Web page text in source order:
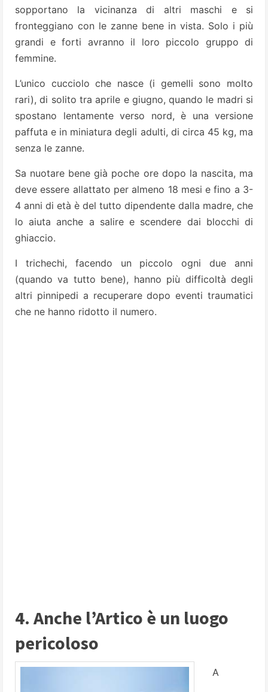
sopportano la vicinanza di altri maschi e si
fronteggiano con le zanne bene in vista. Solo i più
grandi e forti avranno il loro piccolo gruppo di
femmine.
L’unico cucciolo che nasce (i gemelli sono molto
rari), di solito tra aprile e giugno, quando le madri si
spostano lentamente verso nord, è una versione
paffuta e in miniatura degli adulti, di circa 45 kg, ma
senza le zanne.
Sa nuotare bene già poche ore dopo la nascita, ma
deve essere allattato per almeno 18 mesi e fino a 3-
4 anni di età è del tutto dipendente dalla madre, che
lo aiuta anche a salire e scendere dai blocchi di
ghiaccio.
I trichechi, facendo un piccolo ogni due anni
(quando va tutto bene), hanno più difficoltà degli
altri pinnipedi a recuperare dopo eventi traumatici
che ne hanno ridotto il numero.
4. Anche l’Artico è un luogo
pericoloso
A